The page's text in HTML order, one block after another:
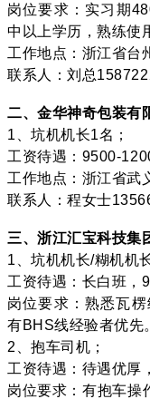
岗位要求：实习期
中以上学历，熟练使
工作地点：浙江省台
联系人：刘总
二、金华神奇包装有
1、坑机机长1名；
工资待遇：9500-
工作地点：浙江省武
联系人：程女士
三、浙江汇宝科技集
1、坑机机长/糊机机
工资待遇：长白班，
岗位要求：熟悉瓦
有BHS线经验者优先
2、抱车司机；
工资待遇：待遇优厚
岗位要求：有抱车操